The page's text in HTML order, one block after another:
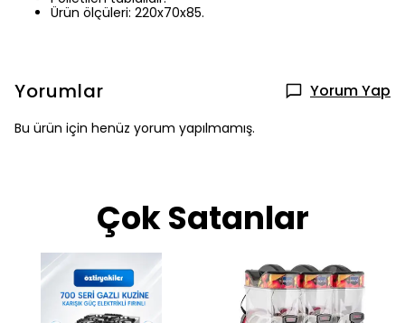
Ürün ölçüleri: 220x70x85.
Yorumlar Yorum Yap
Bu ürün için henüz yorum yapılmamış.
Çok Satanlar